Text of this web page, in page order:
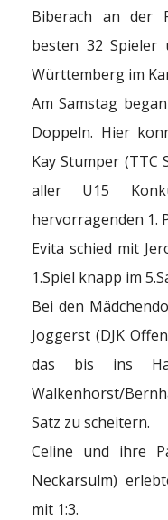
Biberach an der
besten 32 Spieler
Württemberg im
Am Samstag
Doppeln. Hier
Kay Stumper (TTC
aller U15
hervorragenden 1.
Evita schied mit
1.Spiel knapp im
Bei den
Joggerst (DJK
das bis ins
Walkenhorst/
Satz zu scheitern.
Celine und ihre
Neckarsulm)
mit 1:3.